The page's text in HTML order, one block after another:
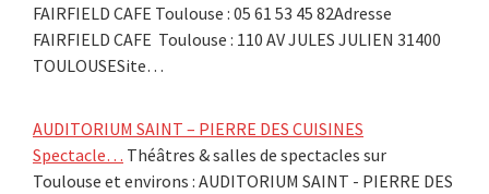
FAIRFIELD CAFE Toulouse : 05 61 53 45 82Adresse
FAIRFIELD CAFE Toulouse : 110 AV JULES JULIEN 31400
TOULOUSESite…
AUDITORIUM SAINT – PIERRE DES CUISINES
Spectacle… Théâtres & salles de spectacles sur
Toulouse et environs : AUDITORIUM SAINT - PIERRE DES